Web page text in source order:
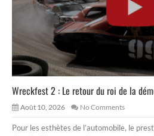
Wreckfest 2 : Le retour du roi de la
Août 10, 2026 No Comments
Pour les esthètes de l’automobile, le